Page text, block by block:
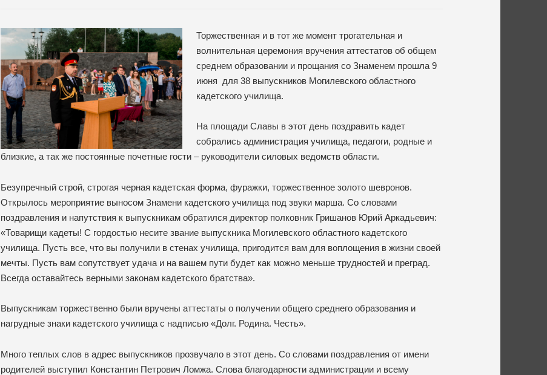
Торжественная и в тот же момент трогательная и
волнительная церемония вручения аттестатов об общем
среднем образовании и прощания со Знаменем прошла 9
июня для 38 выпускников Могилевского областного
кадетского училища.
На площади Славы в этот день поздравить кадет
собрались администрация училища, педагоги, родные и
близкие, а так же постоянные почетные гости – руководители силовых ведомств области.
Безупречный строй, строгая черная кадетская форма, фуражки, торжественное золото шевронов.
Открылось мероприятие выносом Знамени кадетского училища под звуки марша. Со словами
поздравления и напутствия к выпускникам обратился директор полковник Гришанов Юрий Аркадьевич:
«Товарищи кадеты! С гордостью несите звание выпускника Могилевского областного кадетского
училища. Пусть все, что вы получили в стенах училища, пригодится вам для воплощения в жизни своей
мечты. Пусть вам сопутствует удача и на вашем пути будет как можно меньше трудностей и преград.
Всегда оставайтесь верными законам кадетского братства».
Выпускникам торжественно были вручены аттестаты о получении общего среднего образования и
нагрудные знаки кадетского училища с надписью «Долг. Родина. Честь».
Много теплых слов в адрес выпускников прозвучало в этот день. Со словами поздравления от имени
родителей выступил Константин Петрович Ломжа. Слова благодарности администрации и всему